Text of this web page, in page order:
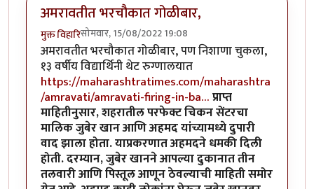
अमरावतीत भरचौकात गोळीबार,
मुक्त विहारिसोमवार, 15/08/2022 19:08
अमरावतीत भरचौकात गोळीबार, पण निशाणा चुकला,
१३ वर्षीय विद्यार्थिनी थेट रुग्णालयात
https://maharashtratimes.com/maharashtra
/amravati/amravati-firing-in-ba…प्राप्त
माहितीनुसार, शहरातील परफेक्ट चिकन सेंटरचा
मालिक जुबेर खान आणि अहमद यांच्यामध्ये दुपारी
वाद झाला होता. याप्रकरणात अहमदने धमकी दिली
होती. दरम्यान, जुबेर खानने आपल्या दुकानात तीन
तलवारी आणि पिस्तूल आणून ठेवल्याची माहिती समोर